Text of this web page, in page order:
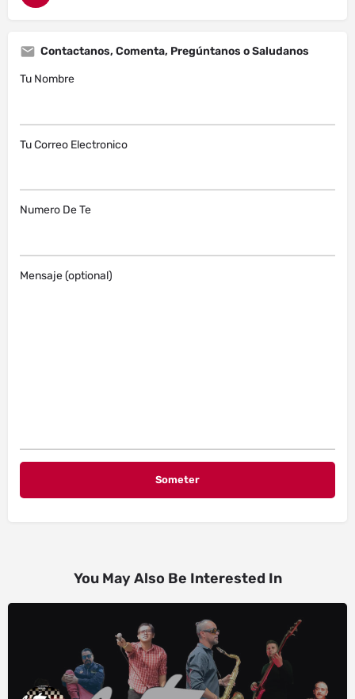
Contactanos, Comenta, Pregúntanos o Saludanos
Tu Nombre
Tu Correo Electronico
Numero De Te
Mensaje (optional)
You May Also Be Interested In